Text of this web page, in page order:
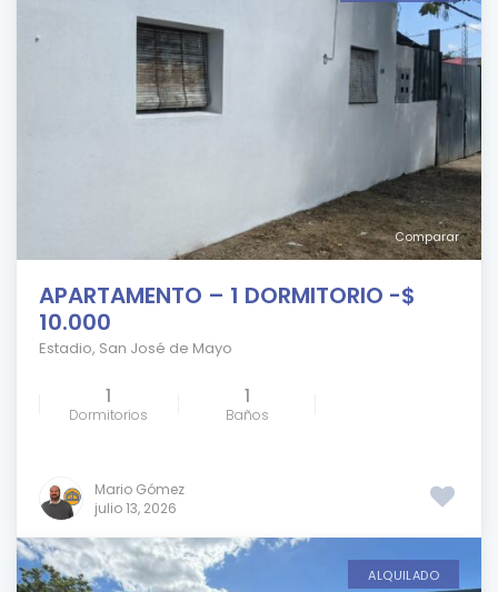
Comparar
APARTAMENTO – 1 DORMITORIO -$
10.000
Estadio, San José de Mayo
1
Dormitorios
1
Baños
Mario Gómez
julio 13, 2026
ALQUILADO